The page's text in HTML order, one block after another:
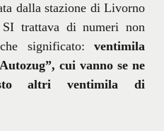
dalla stazione di Livorno
trattava di numeri non
significato:ventimila
cui vanno se ne
altri ventimila di